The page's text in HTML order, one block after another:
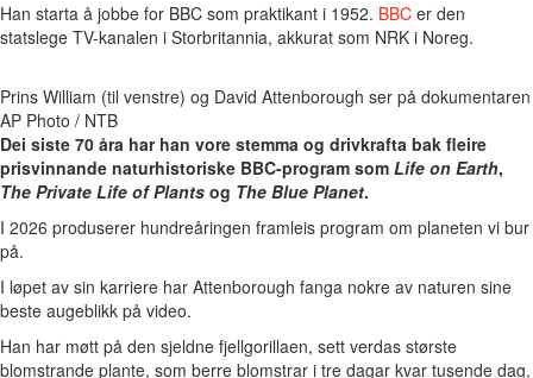
Han starta å jobbe for BBC som praktikant i 1952. BBC er den
statslege TV-kanalen i Storbritannia, akkurat som NRK i Noreg.
Prins William (til venstre) og David Attenborough ser på
AP Photo / NTB
Dei siste 70 åra har han vore stemma og drivkrafta bak fleire
prisvinnande naturhistoriske BBC-program som Life on Earth,
The Private Life of Plants og The Blue Planet.
I 2026 produserer hundreåringen framleis program om planeten vi bur
på.
I løpet av sin karriere har Attenborough fanga nokre av naturen sine
beste augeblikk på video.
Han har møtt på den sjeldne fjellgorillaen, sett verdas største
blomstrande plante, som berre blomstrar i tre dagar kvar tusende dag,